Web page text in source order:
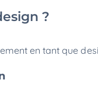
?
en tant que